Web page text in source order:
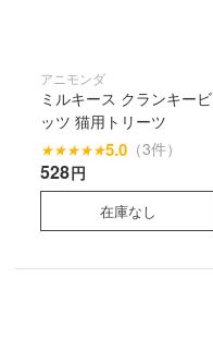
アニモンダ
ミルキース クランキービ
ッツ 猫用トリーツ
★★★★★5.0 （3件）
528円
在庫なし